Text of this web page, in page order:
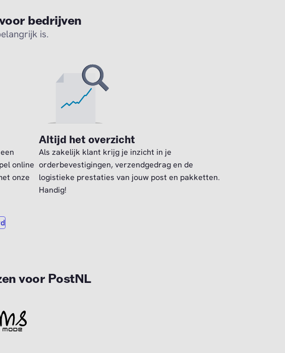
bedrijven
is.
online
onze
Altijd het overzicht
Als zakelijk klant krijg je inzicht in je
orderbevestigingen, verzendgedrag en de
logistieke prestaties van jouw post en pakketten.
Handig!
voor PostNL